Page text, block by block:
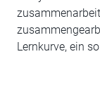
Lernkurve, ein